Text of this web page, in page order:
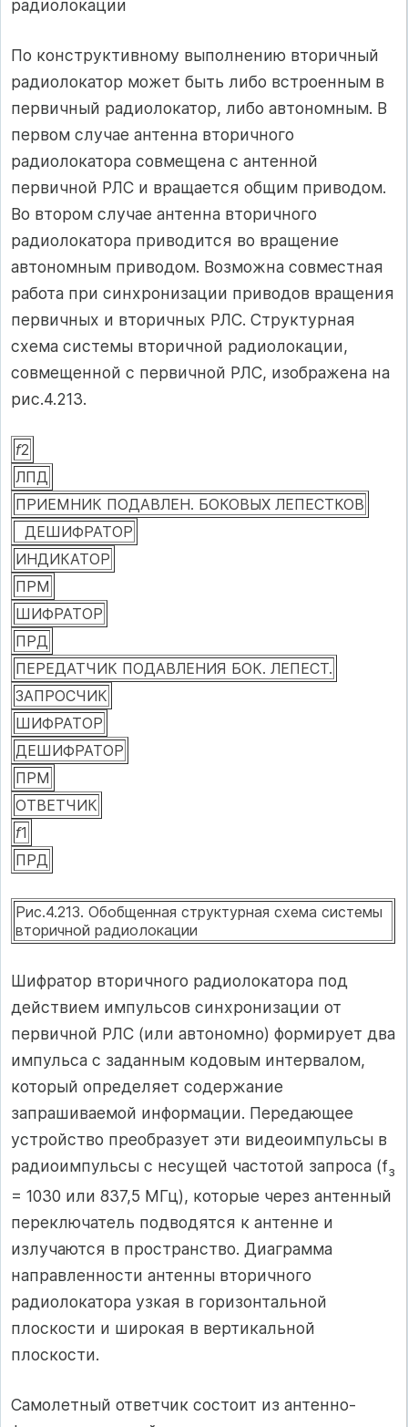
радиолокации
По конструктивному выполнению вторичный
радиолокатор может быть либо встроенным в
первичный радиолокатор, либо автономным. В
первом случае антенна вторичного
радиолокатора совмещена с антенной
первичной РЛС и вращается общим приводом.
Во втором случае антенна вторичного
радиолокатора приводится во вращение
автономным приводом. Возможна совместная
работа при синхронизации приводов вращения
первичных и вторичных РЛС. Структурная
схема системы вторичной радиолокации,
совмещенной с первичной РЛС, изображена на
рис.4.213.
f2
ЛПД
ПРИЕМНИК ПОДАВЛЕН. БОКОВЫХ ЛЕПЕСТКОВ
ДЕШИФРАТОР
ИНДИКАТОР
ПРМ
ШИФРАТОР
ПРД
ПЕРЕДАТЧИК ПОДАВЛЕНИЯ БОК. ЛЕПЕСТ.
ЗАПРОСЧИК
ШИФРАТОР
ДЕШИФРАТОР
ПРМ
ОТВЕТЧИК
f1
ПРД
Рис.4.213. Обобщенная структурная схема системы
вторичной радиолокации
Шифратор вторичного радиолокатора под
действием импульсов синхронизации от
первичной РЛС (или автономно) формирует два
импульса с заданным кодовым интервалом,
который определяет содержание
запрашиваемой информации. Передающее
устройство преобразует эти видеоимпульсы в
радиоимпульсы с несущей частотой запроса (fз
= 1030 или 837,5 МГц), которые через антенный
переключатель подводятся к антенне и
излучаются в пространство. Диаграмма
направленности антенны вторичного
радиолокатора узкая в горизонтальной
плоскости и широкая в вертикальной
плоскости.
Самолетный ответчик состоит из антенно-